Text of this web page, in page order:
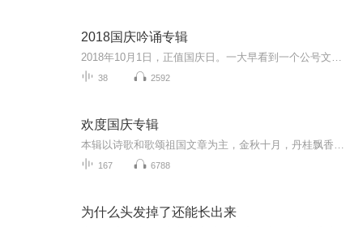
2018国庆吟诵专辑
38 2592
欢度国庆专辑
167 6788
为什么头发掉了还能长出来